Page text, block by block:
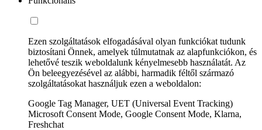
Ezen szolgáltatások elfogadásával olyan funkciókat tudunk
biztosítani Önnek, amelyek túlmutatnak az alapfunkciókon, és
lehetővé teszik weboldalunk kényelmesebb használatát. Az
Ön beleegyezésével az alábbi, harmadik féltől származó
szolgáltatásokat használjuk ezen a weboldalon:
Google Tag Manager, UET (Universal Event Tracking)
Microsoft Consent Mode, Google Consent Mode, Klarna,
Freshchat